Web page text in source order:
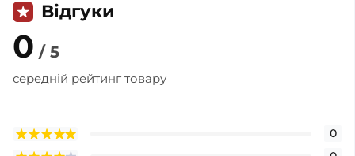
Відгуки
0 / 5
середній рейтинг товару
0